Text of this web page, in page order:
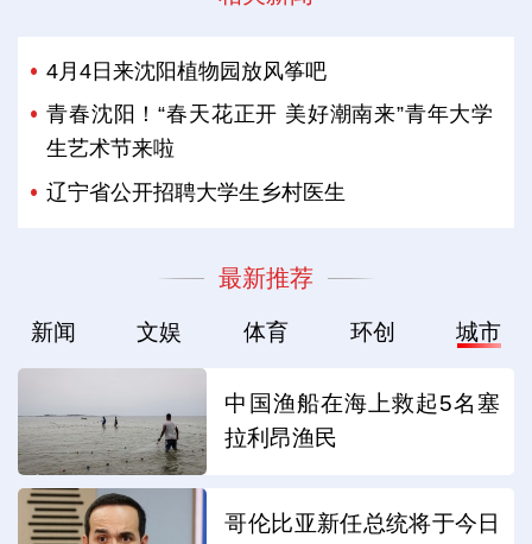
4月4日来沈阳植物园放风筝吧
青春沈阳！“春天花正开 美好潮南来”青年大学
生艺术节来啦
辽宁省公开招聘大学生乡村医生
最新推荐
新闻 文娱 体育 环创 城市
中国渔船在海上救起5名塞
拉利昂渔民
哥伦比亚新任总统将于今日